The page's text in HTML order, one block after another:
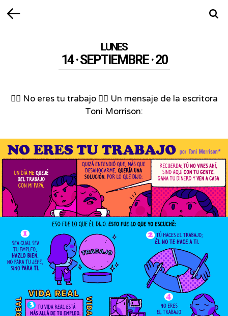
LUNES
14 · SEPTIEMBRE · 20
🙅‍♀️ No eres tu trabajo 🙅‍♂️ Un mensaje de la escritora
Toni Morrison: